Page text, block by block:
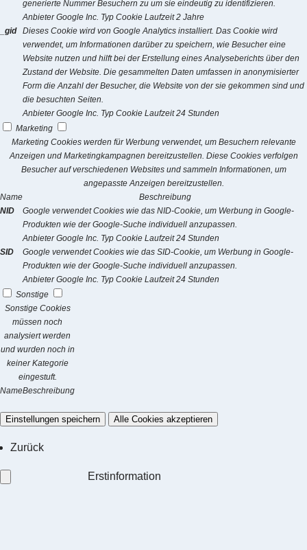
generierte Nummer Besuchern zu um sie eindeutig zu identifizieren.
Anbieter Google Inc. Typ Cookie Laufzeit 2 Jahre
_gid
Dieses Cookie wird von Google Analytics installiert. Das Cookie wird
verwendet, um Informationen darüber zu speichern, wie Besucher eine
Website nutzen und hilft bei der Erstellung eines Analyseberichts über den
Zustand der Website. Die gesammelten Daten umfassen in anonymisierter
Form die Anzahl der Besucher, die Website von der sie gekommen sind und
die besuchten Seiten.
Anbieter Google Inc. Typ Cookie Laufzeit 24 Stunden
Marketing
Marketing Cookies werden für Werbung verwendet, um Besuchern relevante
Anzeigen und Marketingkampagnen bereitzustellen. Diese Cookies verfolgen
Besucher auf verschiedenen Websites und sammeln Informationen, um
angepasste Anzeigen bereitzustellen.
Name
Beschreibung
NID
Google verwendet Cookies wie das NID-Cookie, um Werbung in Google-
Produkten wie der Google-Suche individuell anzupassen.
Anbieter Google Inc. Typ Cookie Laufzeit 24 Stunden
SID
Google verwendet Cookies wie das SID-Cookie, um Werbung in Google-
Produkten wie der Google-Suche individuell anzupassen.
Anbieter Google Inc. Typ Cookie Laufzeit 24 Stunden
Sonstige
Sonstige Cookies
müssen noch
analysiert werden
und wurden noch in
keiner Kategorie
eingestuft.
NameBeschreibung
Einstellungen speichern Alle Cookies akzeptieren
Zurück
Erstinformation